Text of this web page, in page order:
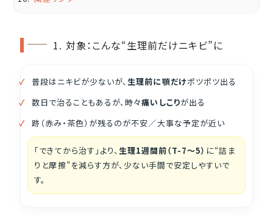
1. 対象：こんな“生理前だけニキビ”に
普段はニキビが少ないが、 生理前に顎だけポツポツ出る
数日で治ることもあるが、時々痛いしこりが出る
跡（赤み・茶色）が残るのが不安／大事な予定が近い
「できてから治す」より、 生理1週間前（T-7〜5） に“詰ま
りと摩擦”を減らす方が、少ない手間で安定しやすいで
す。